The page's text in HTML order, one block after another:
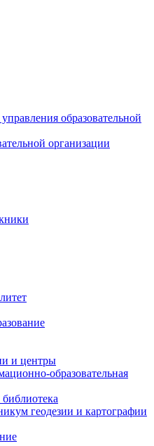
образовательной
организации
и центры
образовательная
геодезии и картографии